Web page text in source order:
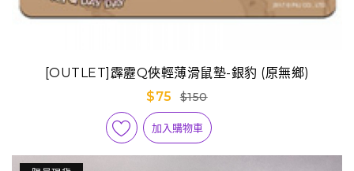
[OUTLET]霹靂Q俠輕薄滑鼠墊-銀豹 (原無鄉)
$75
$150
加入購物車